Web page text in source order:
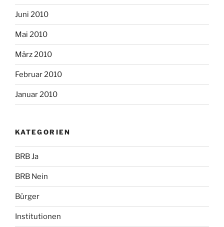
Juni 2010
Mai 2010
März 2010
Februar 2010
Januar 2010
KATEGORIEN
BRB Ja
BRB Nein
Bürger
Institutionen